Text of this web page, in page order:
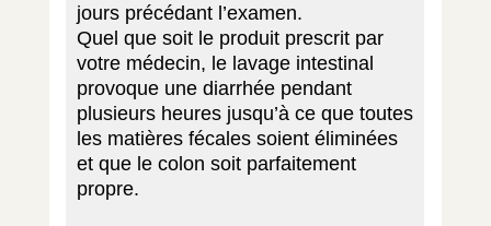
jours précédant l’examen.
Quel que soit le produit prescrit par
votre médecin, le lavage intestinal
provoque une diarrhée pendant
plusieurs heures jusqu’à ce que toutes
les matières fécales soient éliminées
et que le colon soit parfaitement
propre.